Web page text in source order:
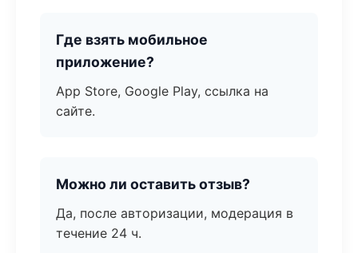
Где взять мобильное
приложение?
App Store, Google Play, ссылка на
сайте.
Можно ли оставить отзыв?
Да, после авторизации, модерация в
течение 24 ч.